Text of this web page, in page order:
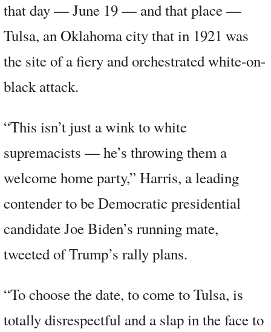
that day — June 19 — and that place —
Tulsa, an Oklahoma city that in 1921 was
the site of a fiery and orchestrated white-on-
black attack.
“This isn’t just a wink to white
supremacists — he’s throwing them a
welcome home party,” Harris, a leading
contender to be Democratic presidential
candidate Joe Biden’s running mate,
tweeted of Trump’s rally plans.
“To choose the date, to come to Tulsa, is
totally disrespectful and a slap in the face to